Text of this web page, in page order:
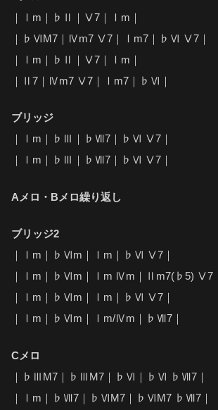
｜Ⅰm｜♭Ⅱ｜Ⅴ7｜Ⅰm｜
｜♭ⅥM7｜Ⅳm7 Ⅴ7｜Ⅰm7｜♭Ⅵ Ⅴ7｜
｜Ⅰm｜♭Ⅱ｜Ⅴ7｜Ⅰm｜
｜Ⅱ7｜Ⅳm7 Ⅴ7｜Ⅰm7｜♭Ⅵ｜
ブリッジ
｜Ⅰm｜♭Ⅲ｜♭Ⅶ7｜♭Ⅵ Ⅴ7｜
｜Ⅰm｜♭Ⅲ｜♭Ⅶ7｜♭Ⅵ Ⅴ7｜
Aメロ・Bメロ繰り返し
ブリッジ2
｜Ⅰm｜♭Ⅵm｜Ⅰm｜♭Ⅵ Ⅴ7｜
｜Ⅰm｜♭Ⅵm｜Ⅰm Ⅳm｜Ⅱm7(♭5) Ⅴ7｜
｜Ⅰm｜♭Ⅵm｜Ⅰm｜♭Ⅵ Ⅴ7｜
｜Ⅰm｜♭Ⅵm｜Ⅰm/Ⅳm｜♭Ⅶ7｜
Cメロ
｜♭ⅢM7｜♭ⅢM7｜♭Ⅵ｜♭Ⅵ ♭Ⅶ7｜
｜Ⅰm｜♭Ⅶ7｜♭ⅥM7｜♭ⅥM7 ♭Ⅶ7｜